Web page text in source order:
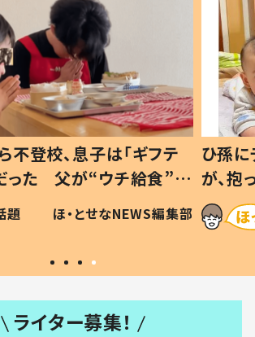
不登校、息子は「ギフテ
った 父が“ウチ給食”を
ける理由とは #令和の親
子
題 ほ・とせなNEWS編集部
ひ孫
が、
「涙が
い」
ライター募集！